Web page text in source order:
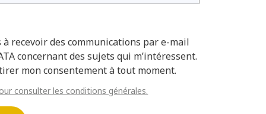
à recevoir des communications par e-mail
concernant des sujets qui m’intéressent.
mon consentement à tout moment.
consulter les conditions générales.